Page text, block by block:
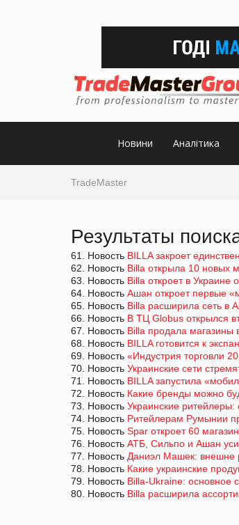
Новини Аналітика
TradeMaster
Результаты
61. Новость BILLA закроет
62. Новость Billa открыла 10 новых
63. Новость Billa откроет в
64. Новость Ашан откроет первые
65. Новость Billa расширила сеть в
66. Новость В ТЦ Globus открылся
67. Новость Billa продала магазины
68. Новость BILLA готовится к
69. Новость «Индустрия торговли
70. Новость Украинские сети
71. Новость BILLA запустила
72. Новость Какие бренды можно
73. Новость Украинские ритейлеры:
74. Новость Ритейлерам Румынии
75. Новость Spar откроет 60
76. Новость АТБ, Сильпо и Ашан
77. Новость Даниэл Машек: внешне
78. Новость Какие украинские
79. Новость Billa-Ukraine: основное
80. Новость Billa расширила